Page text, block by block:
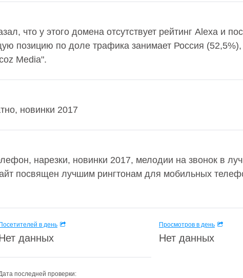
что у этого домена отсутствует рейтинг Alexa и
позицию по доле трафика занимает Россия
Media".
новинки 2017
нарезки, новинки 2017, мелодии на звонок в
посвящен лучшим рингтонам для мобильных
Посетителей в день
данных
Просмотров в день
Нет данных
последней проверки: